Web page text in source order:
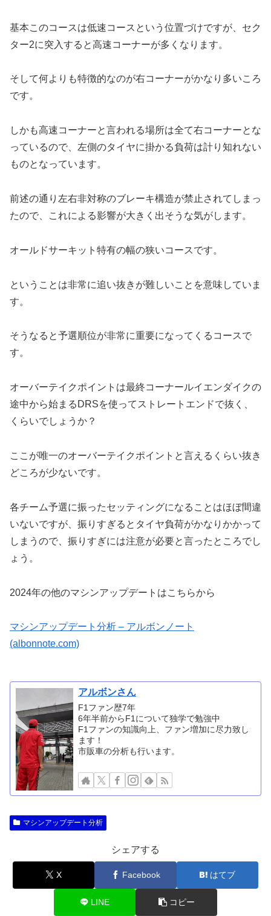
基本このコースは低速コースという位置づけですが、セク
ター2に突入すると高速コーナーが多くなります。
そして何よりも特徴的なのが右コーナーがかなり多いころ
です。
しかも高速コーナーと言われる場所は全て右コーナーとな
っているので、左側のタイヤに掛かる負荷は計り知れない
ものとなっています。
前述の通り左右非対称のブレーキ構造が禁止されてしまっ
たので、これによる影響が大きく出そうな気がします。
オールドサーキット特有の幅の狭いコースです。
ということは非常に追い抜きが難しいことを意味していま
す。
そうなると予選順位が非常に重要になってくるコースで
す。
オーバーテイクポイントは最終コーナールイエンダイクの
途中から始まるDRSを使ってストレートエンドで抜く、
くらいでしょうか？
ここが唯一のオーバーテイクポイントと言えるくらい抜き
どころが少ないです。
各チーム予選に振ったセッティングになることはほぼ間違
いないですが、振りすぎるとタイヤ負荷がかなりかかって
しまうので、振りすぎには注意が必要と言ったところでし
ょう。
2024年の他のマシンアップデートはこちらから
マシンアップデート分析 – アルボンノート
(albonnote.com)
アルボンさん
F1ファン歴7年
6年半前からF1について独学で勉強中
F1ファンの知識向上、ファン増加に尽力致し
ます！
市販車の分析も行います。
マシンアップデート分析
シェアする
X Facebook はてブ
LINE コピー